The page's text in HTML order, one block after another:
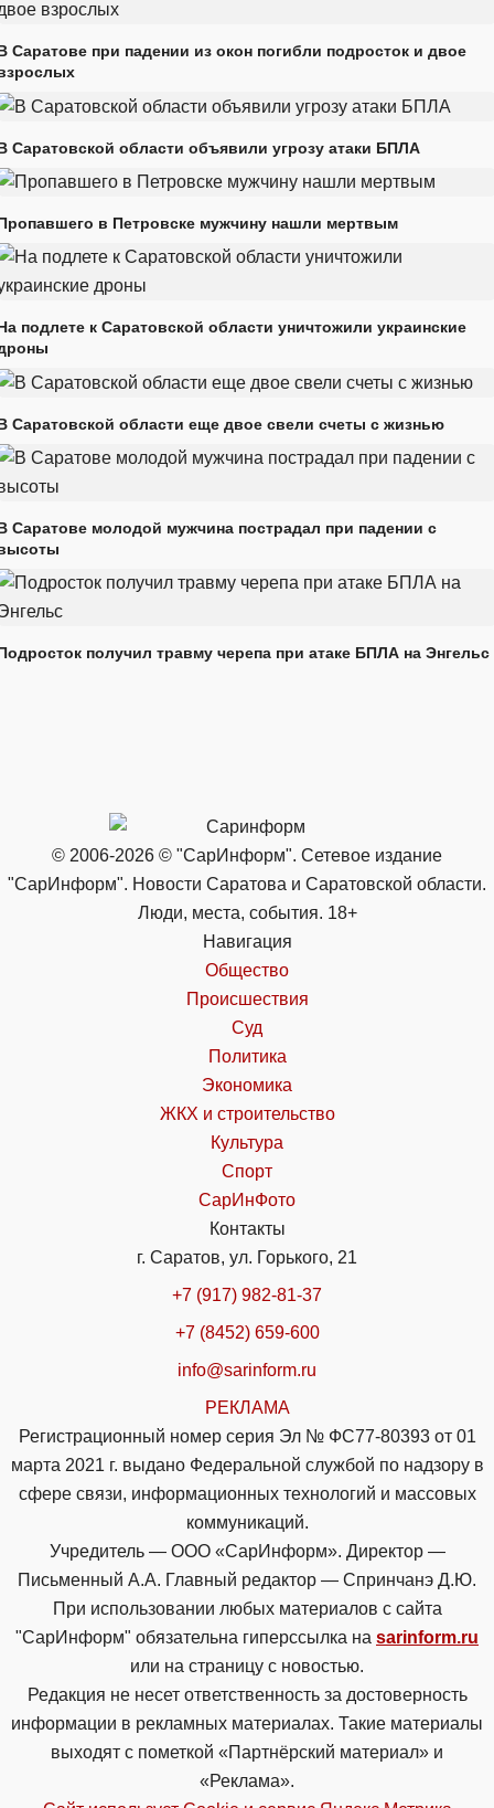
Саратове при падении из окон погибли подросток и двое
Саратовской области объявили угрозу атаки БПЛА
в Петровске мужчину нашли мертвым
подлете к Саратовской области уничтожили украинские
Саратовской области еще двое свели счеты с жизнью
Саратове молодой мужчина пострадал при падении с
получил травму черепа при атаке БПЛА на Энгельс
© 2006-2026 © "СарИнформ". Сетевое издание
"СарИнформ". Новости Саратова и Саратовской области.
Люди, места, события. 18+
Навигация
Общество
Происшествия
Суд
Политика
Экономика
ЖКХ и строительство
Культура
Спорт
СарИнФото
Контакты
г. Саратов, ул. Горького, 21
+7 (917) 982-81-37
+7 (8452) 659-600
info@sarinform.ru
РЕКЛАМА
Регистрационный номер серия Эл № ФС77-80393 от 01
марта 2021 г. выдано Федеральной службой по надзору в
сфере связи, информационных технологий и массовых
коммуникаций.
Учредитель — ООО «СарИнформ». Директор —
Письменный А.А. Главный редактор — Спринчанэ Д.Ю.
При использовании любых материалов с сайта
"СарИнформ" обязательна гиперссылка на sarinform.ru
или на страницу с новостью.
Редакция не несет ответственность за достоверность
информации в рекламных материалах. Такие материалы
выходят с пометкой «Партнёрский материал» и
«Реклама».